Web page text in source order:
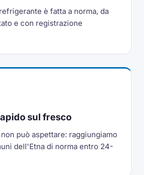
è fatta a norma, da
e con registrazione
sul fresco
può aspettare: raggiungiamo
dell'Etna di norma entro 24-